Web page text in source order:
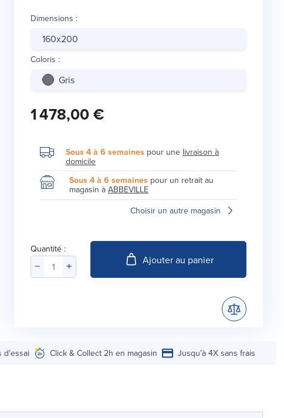
Dimensions :
160x200
Coloris :
Gris
1 478,00 €
Sous 4 à 6 semaines pour une livraison à
domicile
Sous 4 à 6 semaines pour un retrait au
magasin à ABBEVILLE
Choisir un autre magasin
Quantité :
Ajouter au panier
Click & Collect 2h en magasin Jusqu'à 4X sans frais